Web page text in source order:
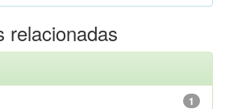
relacionadas
1